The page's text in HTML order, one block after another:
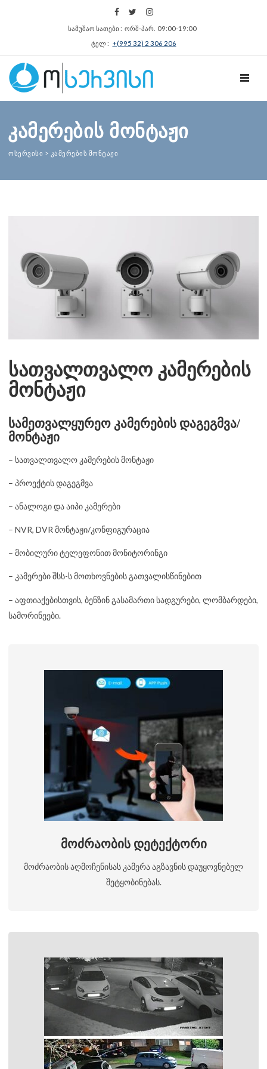
სამუშაო სათები : ორშ‑პარ. 09:00‑19:00
ტელ : +(995 32) 2 306 206
კამერების მონტაჟი
ოსერვისი > კამერების მონტაჟი
სათვალთვალო კამერების
მონტაჟი
სამეთვალყურეო კამერების დაგეგმვა/
მონტაჟი
– სათვალთვალო კამერების მონტაჟი
– პროექტის დაგეგმვა
– ანალოგი და აიპი კამერები
– NVR, DVR მონტაჟი/კონფიგურაცია
– მობილური ტელეფონით მონიტორინგი
– კამერები შსს-ს მოთხოვნების გათვალისწინებით
– აფთიაქებისთვის, ბენზინ გასამართი სადგურები, ლომბარდები,
სამორინეები.
მოძრაობის დეტექტორი
მოძრაობის აღმოჩენისას კამერა აგზავნის დაუყოვნებელ
შეტყობინებას.